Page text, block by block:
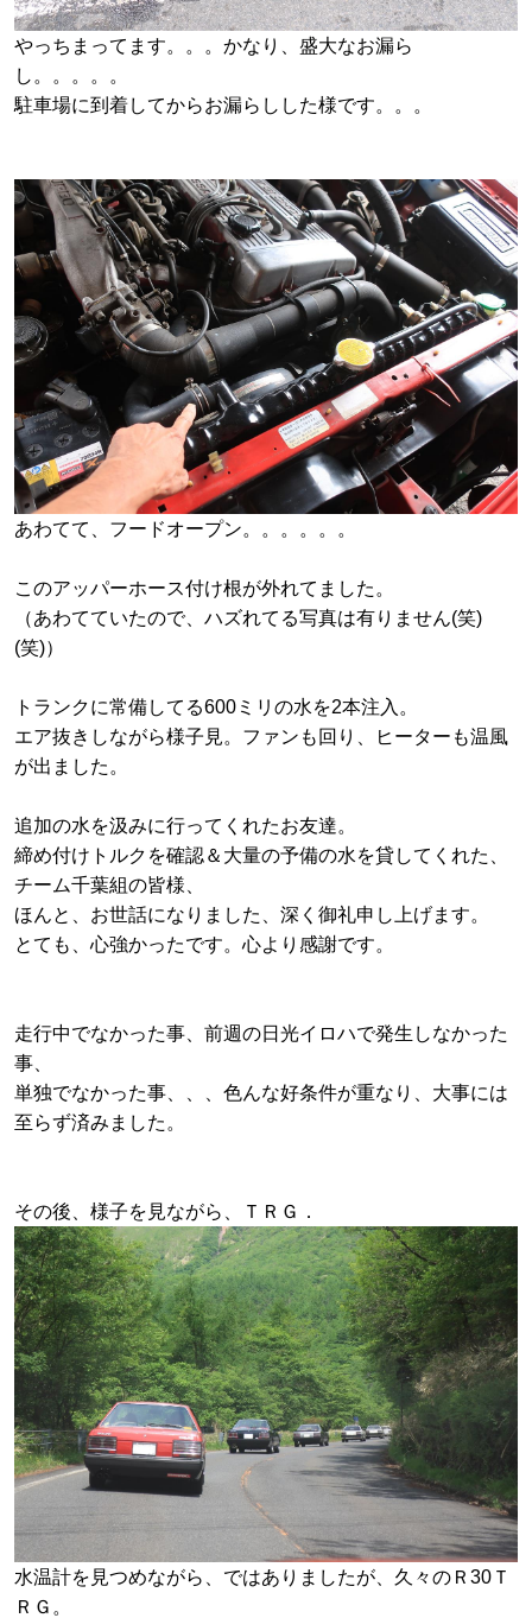
やっちまってます。。。かなり、盛大なお漏ら
し。。。。。
駐車場に到着してからお漏らしした様です。。。
あわてて、フードオープン。。。。。。
このアッパーホース付け根が外れてました。
（あわてていたので、ハズれてる写真は有りません(笑)
(笑)）
トランクに常備してる600ミリの水を2本注入。
エア抜きしながら様子見。ファンも回り、ヒーターも温風
が出ました。
追加の水を汲みに行ってくれたお友達。
締め付けトルクを確認＆大量の予備の水を貸してくれた、
チーム千葉組の皆様、
ほんと、お世話になりました、深く御礼申し上げます。
とても、心強かったです。心より感謝です。
走行中でなかった事、前週の日光イロハで発生しなかった
事、
単独でなかった事、、、色んな好条件が重なり、大事には
至らず済みました。
その後、様子を見ながら、ＴＲＧ．
水温計を見つめながら、ではありましたが、久々のＲ30Ｔ
ＲＧ。